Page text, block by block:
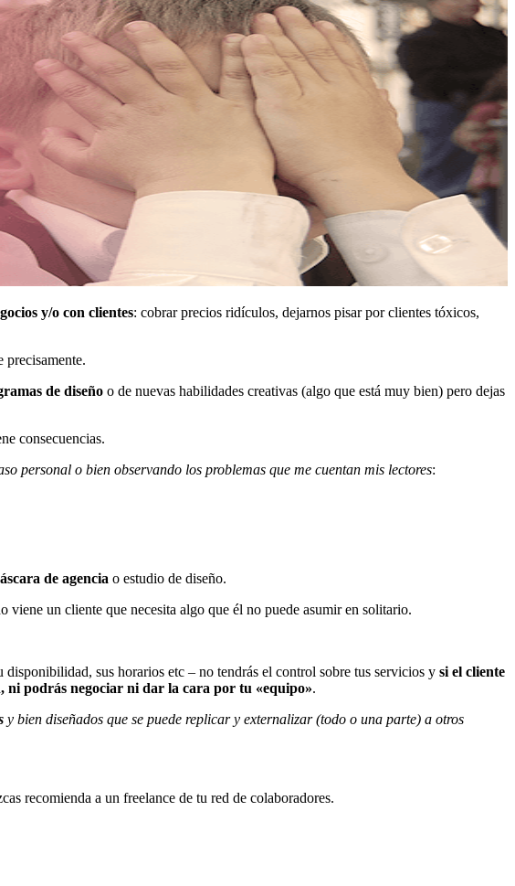
y/o con clientes: cobrar precios ridículos, dejarnos pisar por clientes tóxicos,
precisamente.
de diseño o de nuevas habilidades creativas (algo que está muy bien) pero dejas
consecuencias.
personal o bien observando los problemas que me cuentan mis lectores:
de agencia o estudio de diseño.
viene un cliente que necesita algo que él no puede asumir en solitario.
sus horarios etc – no tendrás el control sobre tus servicios y si el cliente
ni podrás negociar ni dar la cara por tu «equipo».
y bien diseñados que se puede replicar y externalizar (todo o una parte) a otros
recomienda a un freelance de tu red de colaboradores.